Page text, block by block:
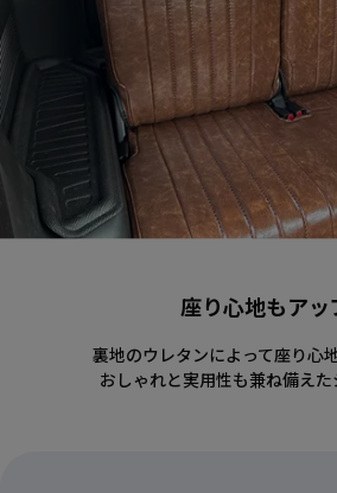
座り心地もアッ
裏地のウレタンによって座り心
おしゃれと実用性も兼ね備え